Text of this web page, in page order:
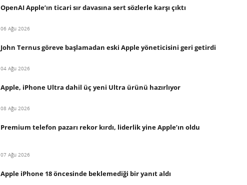
OpenAI Apple’ın ticari sır davasına sert sözlerle karşı çıktı
06 Ağu 2026
John Ternus göreve başlamadan eski Apple yöneticisini geri getirdi
04 Ağu 2026
Apple, iPhone Ultra dahil üç yeni Ultra ürünü hazırlıyor
08 Ağu 2026
Premium telefon pazarı rekor kırdı, liderlik yine Apple’ın oldu
07 Ağu 2026
Apple iPhone 18 öncesinde beklemediği bir yanıt aldı